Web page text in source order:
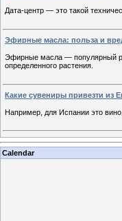
Дата-центр — это такой
Эфирные масла: польза и
Эфирные масла — популярный
определенного растения.
Какие сувениры привезти из
Например, для Испании это
Calendar